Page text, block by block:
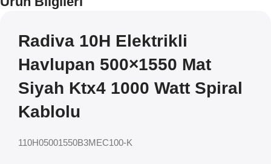
Radiva 10H Elektrikli
Havlupan 500×1550 Mat
Siyah Ktx4 1000 Watt Spiral
Kablolu
110H05001550B3MEC100-K